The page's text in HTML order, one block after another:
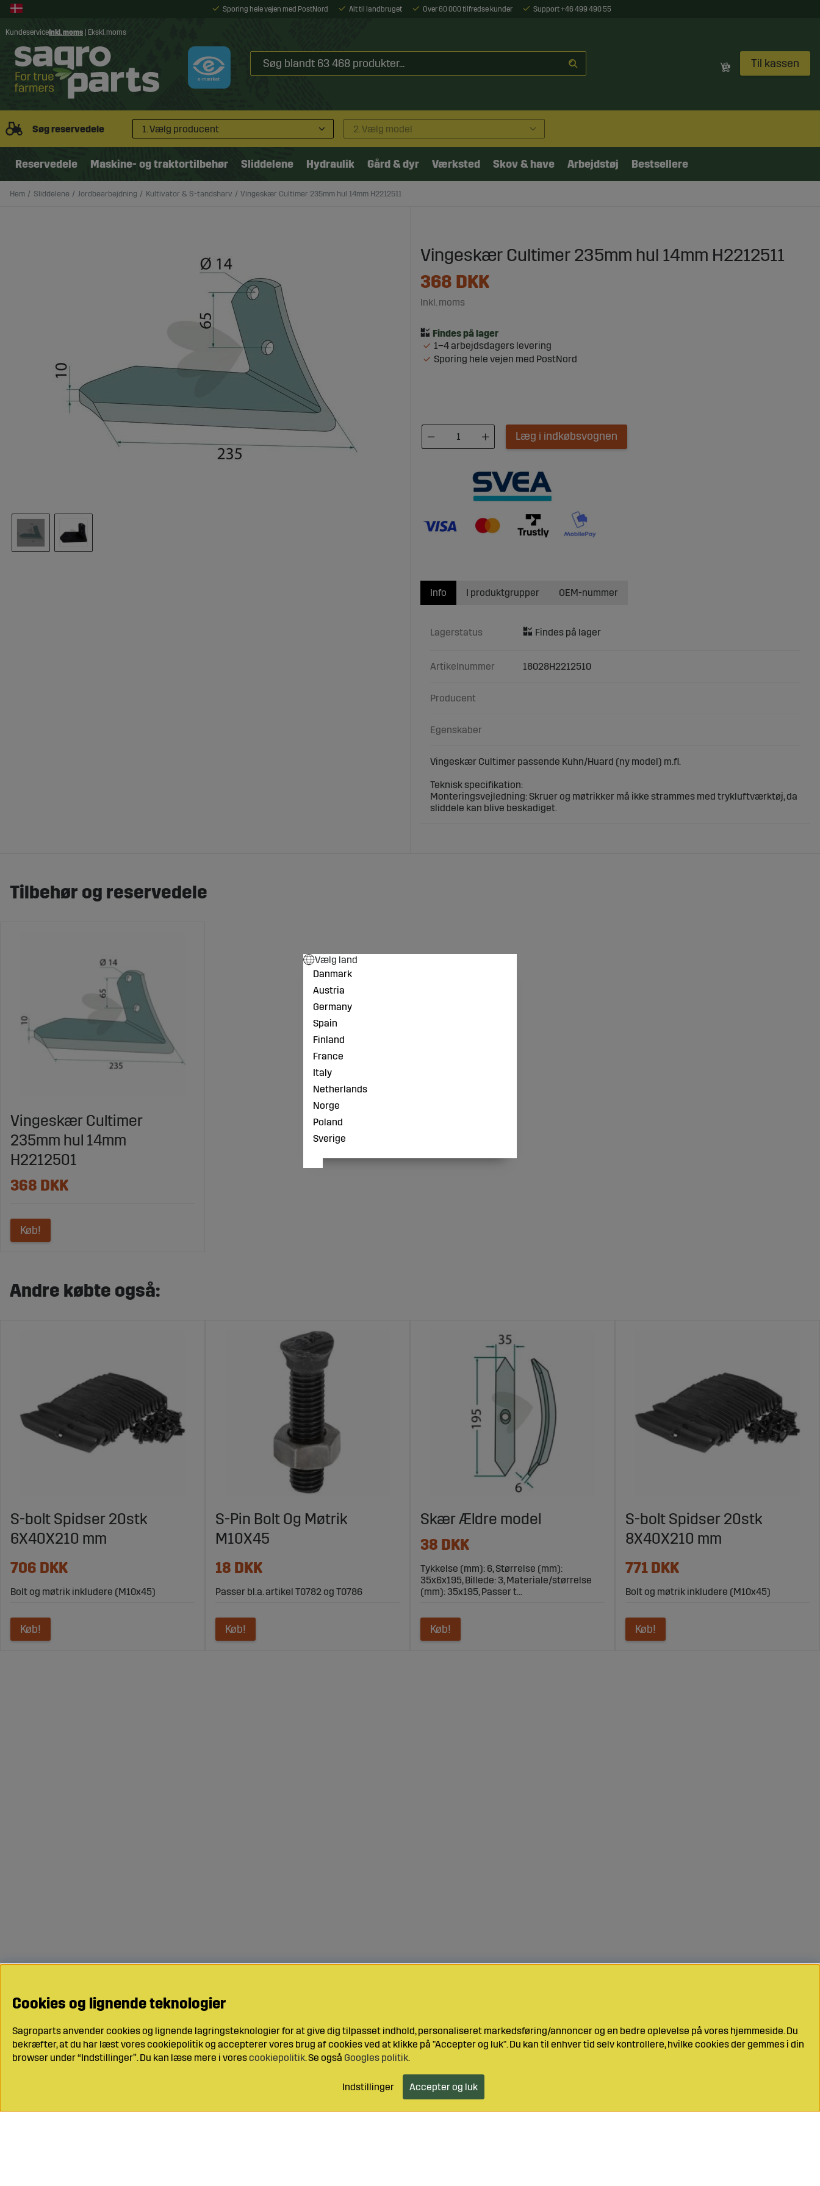
Sporing hele vejen med PostNord Alt til landbruget Over 60 000 tilfredse kunder Support +46 499 490 55
Kundeservice Inkl. moms Ekskl. moms
Til kassen
Søg reservedele 1. Vælg producent 2. Vælg model
Reservedele Maskine- og traktortilbehør Sliddelene Hydraulik Gård & dyr Værksted Skov & have Arbejdstøj Bestsellere
Hem Sliddelene Jordbearbejdning Kultivator & S-tandsharv Vingeskær Cultimer 235mm hul 14mm H2212511
Vingeskær Cultimer 235mm hul 14mm H2212511
368 DKK
Inkl. moms
1–4 arbejdsdagers levering
Sporing hele vejen med PostNord
Læg i indkøbsvognen
Info
Lagerstatus
Artikelnummer 18028H2212510
Producent
Egenskaber
Vingeskær Cultimer passende Kuhn/Huard (ny model) m.fl.
Teknisk specifikation:
Monteringsvejledning: Skruer og møtrikker må ikke strammes med trykluftværktøj, da
sliddele kan blive beskadiget.
I produktgrupper OEM-nummer
Tilbehør og reservedele
Vingeskær Cultimer
235mm hul 14mm
H2212501
368 DKK
Køb!
Andre købte også:
S-bolt Spidser 20stk
6X40X210 mm
706 DKK
Bolt og møtrik inkludere (M10x45)
Køb!
S-Pin Bolt Og Møtrik
M10X45
18 DKK
Passer bl.a. artikel T0782 og T0786
Køb!
Skær Ældre model
38 DKK
Tykkelse (mm): 6, Størrelse (mm):
35x6x195, Billede: 3, Materiale/størrelse
(mm): 35x195, Passer t...
Køb!
S-bolt Spidser 20stk
8X40X210 mm
771 DKK
Bolt og møtrik inkludere (M10x45)
Køb!
Cookies og lignende teknologier
Sagroparts anvender cookies og lignende lagringsteknologier for at give dig tilpasset indhold, personaliseret markedsføring/annoncer og en bedre oplevelse på vores hjemmeside. Du
bekræfter, at du har læst vores cookiepolitik og accepterer vores brug af cookies ved at klikke på "Accepter og luk". Du kan til enhver tid selv kontrollere, hvilke cookies der gemmes i din
browser under “Indstillinger”. Du kan læse mere i vorescookiepolitik. Se også Googles politik.
Indstillinger Accepter og luk
Vælg land
Danmark
Austria
Germany
Spain
Finland
France
Italy
Netherlands
Norge
Poland
Sverige